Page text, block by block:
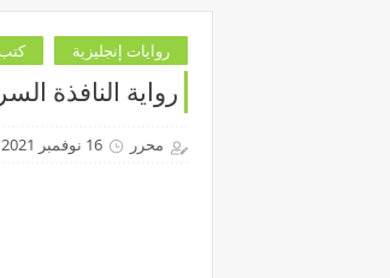
روايات إنجليزية
رواية النافذة
محرر 16 نوفمبر 2021